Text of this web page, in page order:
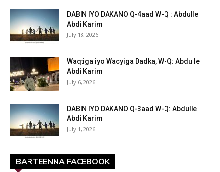
DABIN IYO DAKANO Q-4aad W-Q : Abdulle
Abdi Karim
July 18, 2026
Waqtiga iyo Wacyiga Dadka, W-Q: Abdulle
Abdi Karim
July 6, 2026
DABIN IYO DAKANO Q-3aad W-Q: Abdulle
Abdi Karim
July 1, 2026
BARTEENNA FACEBOOK